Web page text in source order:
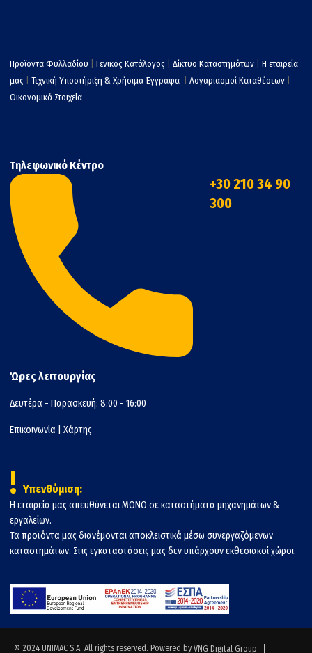
Προϊόντα Φυλλαδίου Γενικός Κατάλογος Δίκτυο Καταστημάτων
Η εταιρεία
μας
Τεχνική Υποστήριξη & Χρήσιμα Έγγραφα Λογαριασμοί Καταθέσεων
Οικονομικά Στοιχεία
Τηλεφωνικό Κέντρο
+30 210 34 90
300
Ώρες λειτουργίας
Δευτέρα - Παρασκευή: 8:00 - 16:00
Επικοινωνία Χάρτης
! Υπενθύμιση:
Η εταιρεία μας απευθύνεται ΜΟΝΟ σε καταστήματα μηχανημάτων &
εργαλείων.
Τα προϊόντα μας διανέμονται αποκλειστικά μέσω συνεργαζόμενων
καταστημάτων. Στις εγκαταστάσεις μας δεν υπάρχουν εκθεσιακοί χώροι.
© 2024 UNIMAC S.A. All rights reserved. Powered by VNG Digital Group